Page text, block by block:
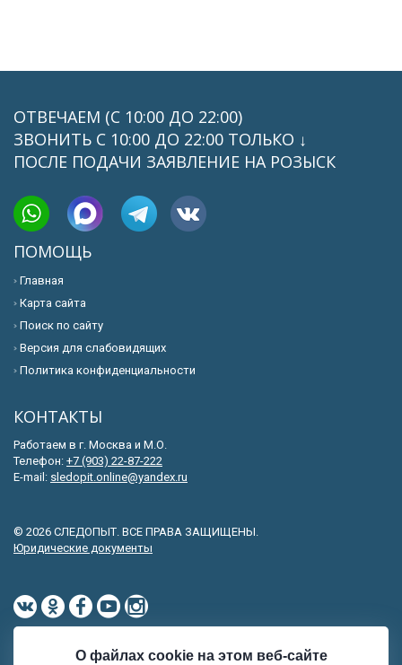
ОТВЕЧАЕМ (С 10:00 ДО 22:00)
ЗВОНИТЬ C 10:00 ДО 22:00 ТОЛЬКО ↓
ПОСЛЕ ПОДАЧИ ЗАЯВЛЕНИЕ НА РОЗЫСК
ПОМОЩЬ
Главная
Карта сайта
Поиск по сайту
Версия для слабовидящих
Политика конфиденциальности
КОНТАКТЫ
Работаем в г. Москва и М.О.
Телефон: +7 (903) 22-87-222
E-mail: sledopit.online@yandex.ru
© 2026 СЛЕДОПЫТ. ВСЕ ПРАВА ЗАЩИЩЕНЫ.
Юридические документы
О файлах cookie на этом веб-сайте